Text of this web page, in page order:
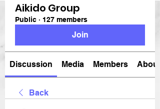
Aikido Group
Public · 127 members
Join
Discussion Media Members About
Back